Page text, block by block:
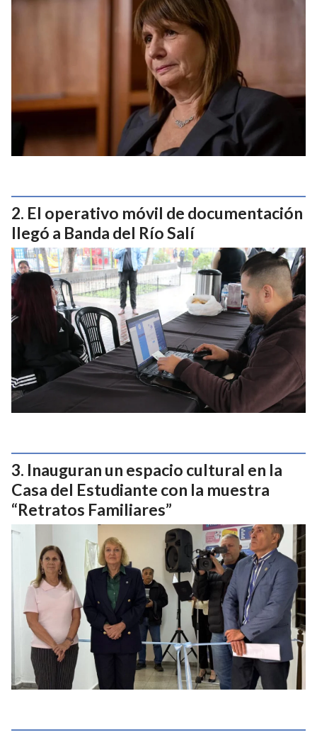
El operativo móvil de documentación
llegó a Banda del Río Salí
Inauguran un espacio cultural en la
Casa del Estudiante con la muestra
“Retratos Familiares”